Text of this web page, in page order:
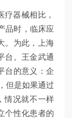
器械相比，
品时，临床应
。为此，上海
台。王金武通
台的意义：企
但是如果通过
情况就不一样
个性化患者的